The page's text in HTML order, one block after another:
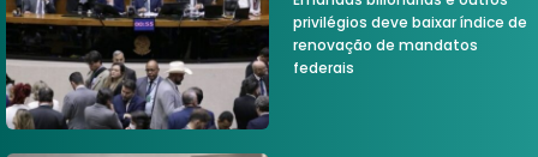
privilégios deve baixar índice de
renovação de mandatos
federais